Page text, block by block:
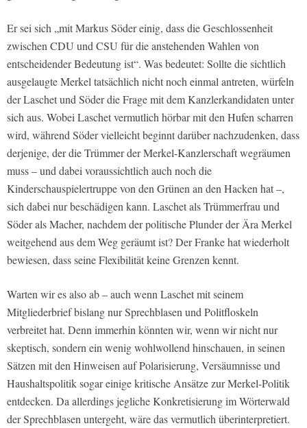
Er sei sich „mit Markus Söder einig, dass die Geschlossenheit
zwischen CDU und CSU für die anstehenden Wahlen von
entscheidender Bedeutung ist“. Was bedeutet: Sollte die sichtlich
ausgelaugte Merkel tatsächlich nicht noch einmal antreten, würfeln
der Laschet und Söder die Frage mit dem Kanzlerkandidaten unter
sich aus. Wobei Laschet vermutlich hörbar mit den Hufen scharren
wird, während Söder vielleicht beginnt darüber nachzudenken, dass
derjenige, der die Trümmer der Merkel-Kanzlerschaft wegräumen
muss – und dabei voraussichtlich auch noch die
Kinderschauspielertruppe von den Grünen an den Hacken hat –,
sich dabei nur beschädigen kann. Laschet als Trümmerfrau und
Söder als Macher, nachdem der politische Plunder der Ära Merkel
weitgehend aus dem Weg geräumt ist? Der Franke hat wiederholt
bewiesen, dass seine Flexibilität keine Grenzen kennt.
Warten wir es also ab – auch wenn Laschet mit seinem
Mitgliederbrief bislang nur Sprechblasen und Politfloskeln
verbreitet hat. Denn immerhin könnten wir, wenn wir nicht nur
skeptisch, sondern ein wenig wohlwollend hinschauen, in seinen
Sätzen mit den Hinweisen auf Polarisierung, Versäumnisse und
Haushaltspolitik sogar einige kritische Ansätze zur Merkel-Politik
entdecken. Da allerdings jegliche Konkretisierung im Wörterwald
der Sprechblasen untergeht, wäre das vermutlich überinterpretiert.